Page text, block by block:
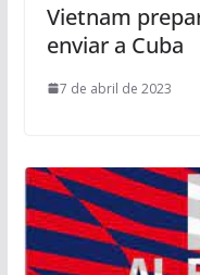
Vietnam
enviar a Cuba
7 de abril de 2023